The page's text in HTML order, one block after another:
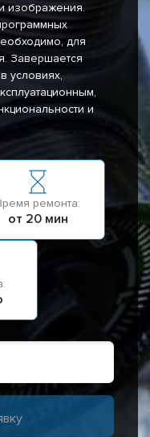
изображения.
для
Завершается
условиях,
и
ремонта:
от 20 мин